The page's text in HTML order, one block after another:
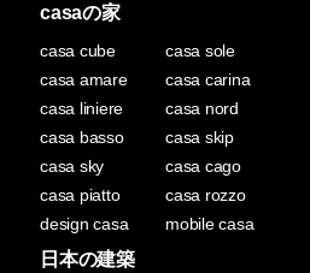
casaの家
casa cube
casa sole
casa amare
casa carina
casa liniere
casa nord
casa basso
casa skip
casa sky
casa cago
casa piatto
casa rozzo
design casa
mobile casa
日本の建築